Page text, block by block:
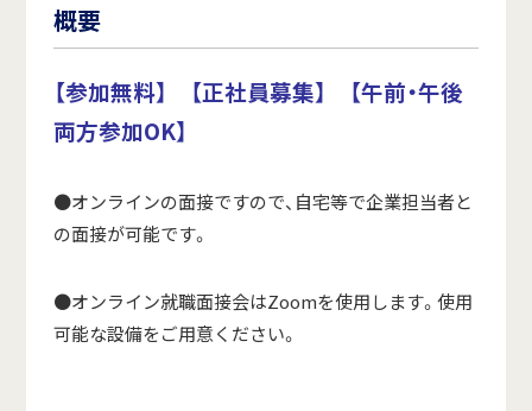
概要
【参加無料】 【正社員募集】 【午前・午後
両方参加OK】
●オンラインの面接ですので、自宅等で企業担当者と
の面接が可能です。
●オンライン就職面接会はZoomを使用します。使用
可能な設備をご用意ください。